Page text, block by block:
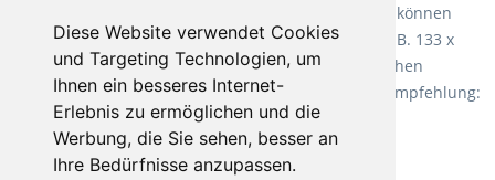
Diese Website verwendet Cookies
und Targeting Technologien, um
Ihnen ein besseres Internet-
Erlebnis zu ermöglichen und die
Werbung, die Sie sehen, besser an
Ihre Bedürfnisse anzupassen.
machen es schon lange vor. Sie können
Teppich in Ihrem gewünschten Sondermaß kaufen, z.B. 133 x
60cm. Vor allem in Schlafzimmern aufgrund der weichen
Oberfläche ein sehr beliebter Zusatzboden. Unsere Empfehlung:
Fletco Fluffy und Fletco Hermelin